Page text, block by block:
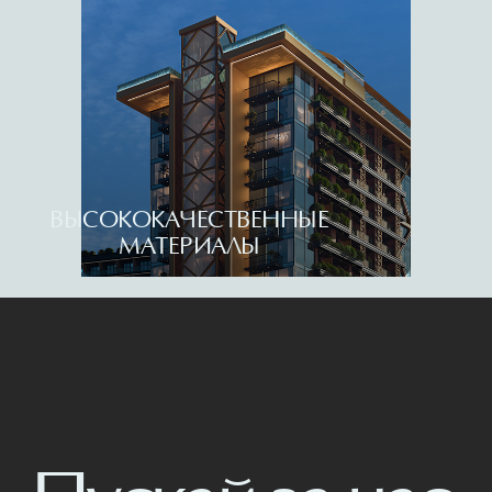
ВЫСОКОКАЧЕСТВЕННЫЕ
МАТЕРИАЛЫ
We build for
Все права защищены. 2026
Условия предоставления услуг
Политика конфиденциальности